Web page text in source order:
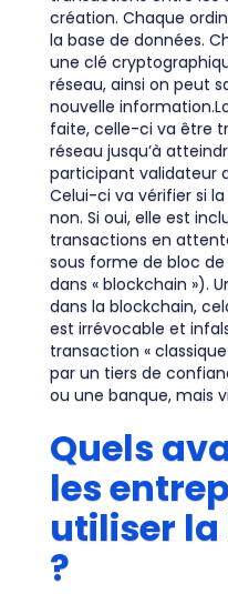
création. Chaque
la base de données.
une clé
réseau, ainsi on peut
nouvelle
faite, celle-ci va être
réseau jusqu’à
participant validateur
Celui-ci va vérifier si
non. Si oui, elle est
transactions en
sous forme de bloc de
dans « blockchain »).
dans la blockchain,
est irrévocable et
transaction «
par un tiers de
ou une banque, mais
Quels
les
utiliser
?